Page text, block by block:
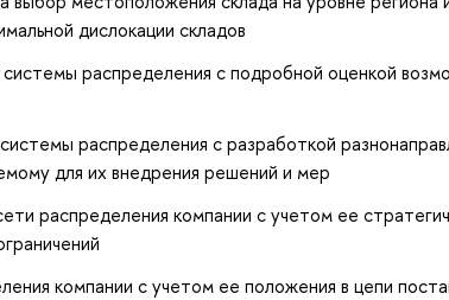
дислокации складов
распределения с подробной оценкой
распределения с разработкой
для их внедрения решений и мер
распределения компании с учетом ее
компании с учетом ее положения в цепи